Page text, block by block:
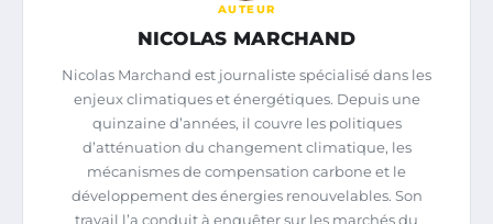
AUTEUR
NICOLAS MARCHAND
Nicolas Marchand est journaliste spécialisé dans les
enjeux climatiques et énergétiques. Depuis une
quinzaine d’années, il couvre les politiques
d’atténuation du changement climatique, les
mécanismes de compensation carbone et le
développement des énergies renouvelables. Son
travail l’a conduit à enquêter sur les marchés du